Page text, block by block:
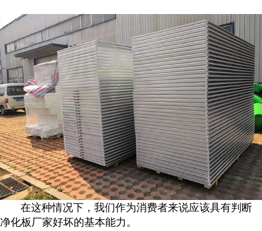
在这种情况下，我们作为消费者来说应该具有判断
净化板厂家好坏的基本能力。